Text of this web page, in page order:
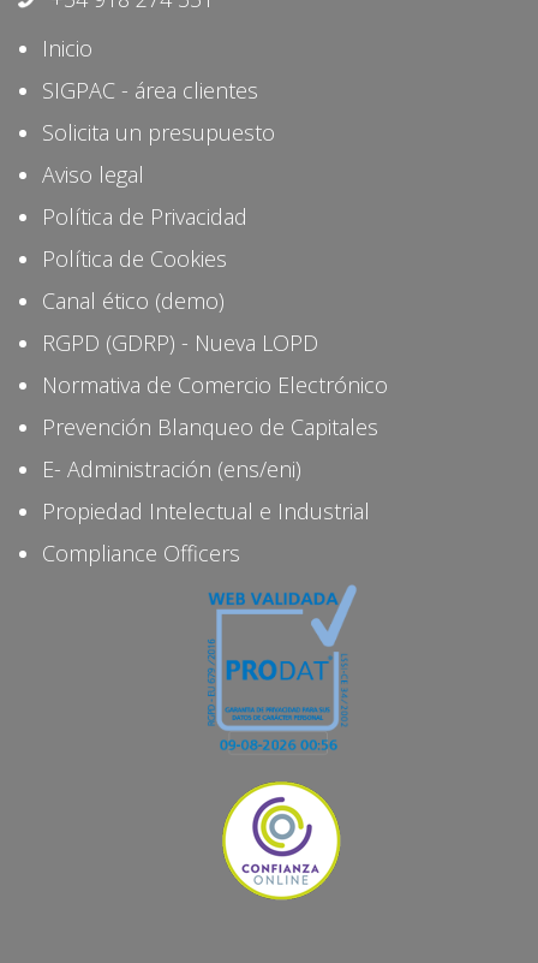
Inicio
SIGPAC - área clientes
Solicita un presupuesto
Aviso legal
Política de Privacidad
Política de Cookies
Canal ético (demo)
RGPD (GDRP) - Nueva LOPD
Normativa de Comercio Electrónico
Prevención Blanqueo de Capitales
E- Administración (ens/eni)
Propiedad Intelectual e Industrial
Compliance Officers